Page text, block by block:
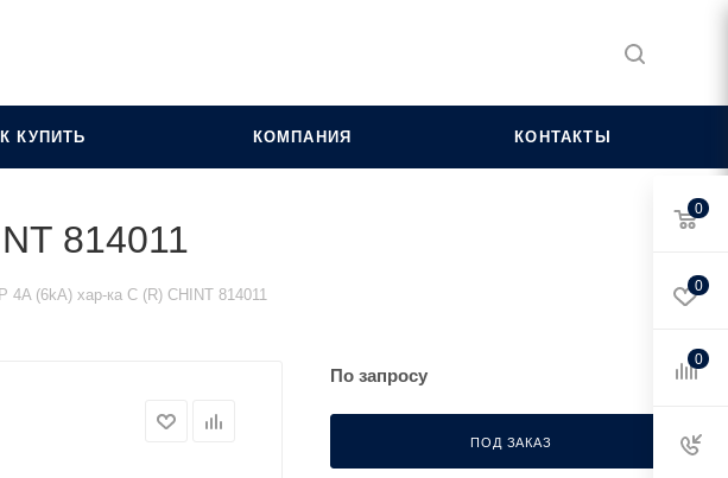
КУПИТЬ КОМПАНИЯ КОНТАКТЫ
814011
4A (6kA) хар-ка C (R) CHINT 814011
По запросу
ПОД ЗАКАЗ
0
0
0